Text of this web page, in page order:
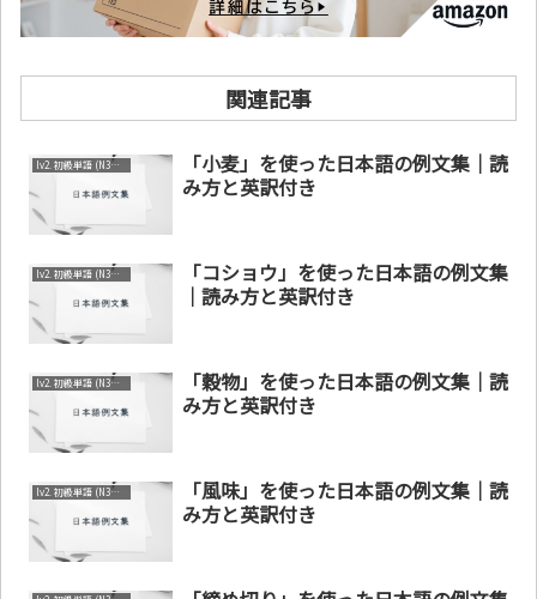
関連記事
lv2. 初級単語 (N3～N4)
「小麦」を使った日本語の例文集｜読
み方と英訳付き
lv2. 初級単語 (N3～N4)
「コショウ」を使った日本語の例文集
｜読み方と英訳付き
lv2. 初級単語 (N3～N4)
「穀物」を使った日本語の例文集｜読
み方と英訳付き
lv2. 初級単語 (N3～N4)
「風味」を使った日本語の例文集｜読
み方と英訳付き